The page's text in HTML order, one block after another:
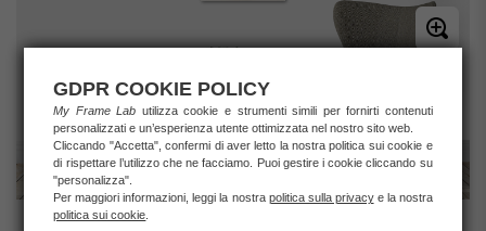
GDPR COOKIE POLICY
My Frame Lab utilizza cookie e strumenti simili per fornirti contenuti
personalizzati e un’esperienza utente ottimizzata nel nostro sito web.
Cliccando "Accetta", confermi di aver letto la nostra politica sui cookie e
di rispettare l’utilizzo che ne facciamo. Puoi gestire i cookie cliccando su
"personalizza".
Per maggiori informazioni, leggi la nostra politica sulla privacye la nostra
politica sui cookie